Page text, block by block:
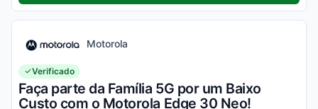
Motorola
Verificado
Faça parte da Família 5G por um Baixo
Custo com o Motorola Edge 30 Neo!